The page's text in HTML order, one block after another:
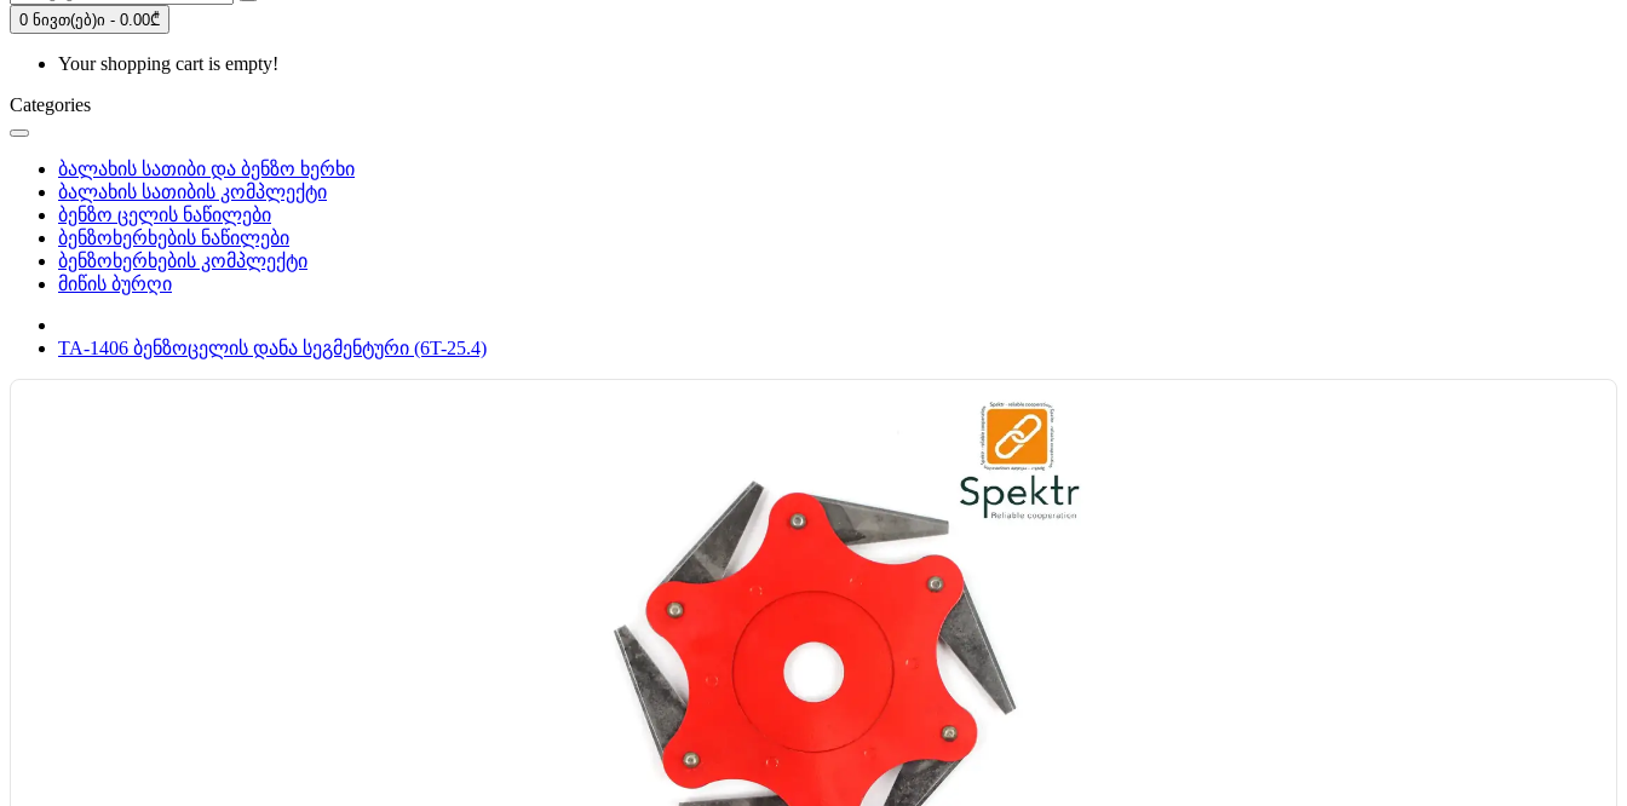
0 ნივთ(ებ)ი - 0.00₾
Your shopping cart is empty!
Categories
ბალახის სათიბი და ბენზო ხერხი
ბალახის სათიბის კომპლექტი
ბენზო ცელის ნაწილები
ბენზოხერხების ნაწილები
ბენზოხერხების კომპლექტი
მიწის ბურღი
TA-1406 ბენზოცელის დანა სეგმენტური (6T-25.4)